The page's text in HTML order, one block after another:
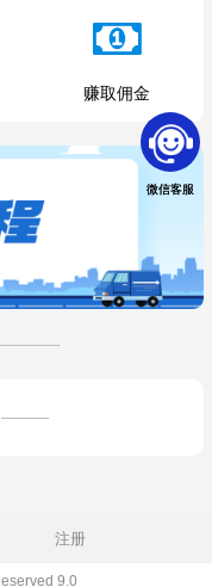
赚取佣金
注册
9.0
微信客服